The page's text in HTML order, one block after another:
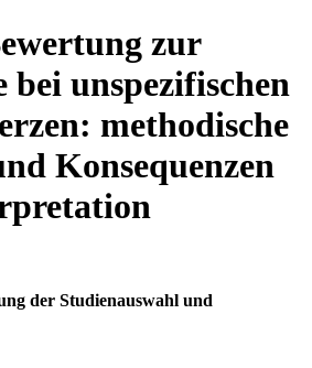
zur
bei unspezifischen
methodische
Konsequenzen
der Studienauswahl und